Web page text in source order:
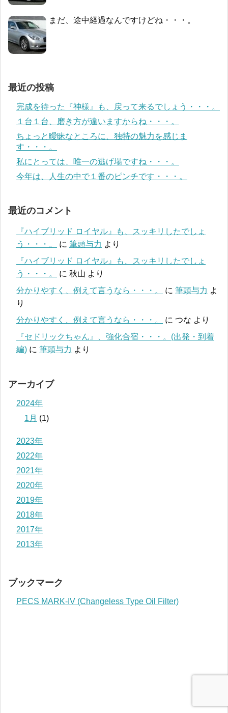
まだ、途中経過なんですけどね・・・。
最近の投稿
完成を待った『神様』も、戻って来るでしょう・・・。
１台１台、磨き方が違いますからね・・・。
ちょっと曖昧なところに、独特の魅力を感じま
す・・・。
私にとっては、唯一の逃げ場ですね・・・。
今年は、人生の中で１番のピンチです・・・。
最近のコメント
『ハイブリッド ロイヤル』も、スッキリしたでしょ
う・・・。
に 筆頭与力 より
『ハイブリッド ロイヤル』も、スッキリしたでしょ
う・・・。
に 秋山 より
分かりやすく、例えて言うなら・・・。
に 筆頭与力 よ
り
分かりやすく、例えて言うなら・・・。
に つな より
『セドリックちゃん』、強化合宿・・・。(出発・到着
編) に 筆頭与力 より
アーカイブ
2024年
1月 (1)
2023年
2022年
2021年
2020年
2019年
2018年
2017年
2013年
ブックマーク
PECS MARK-IV (Changeless Type Oil Filter)